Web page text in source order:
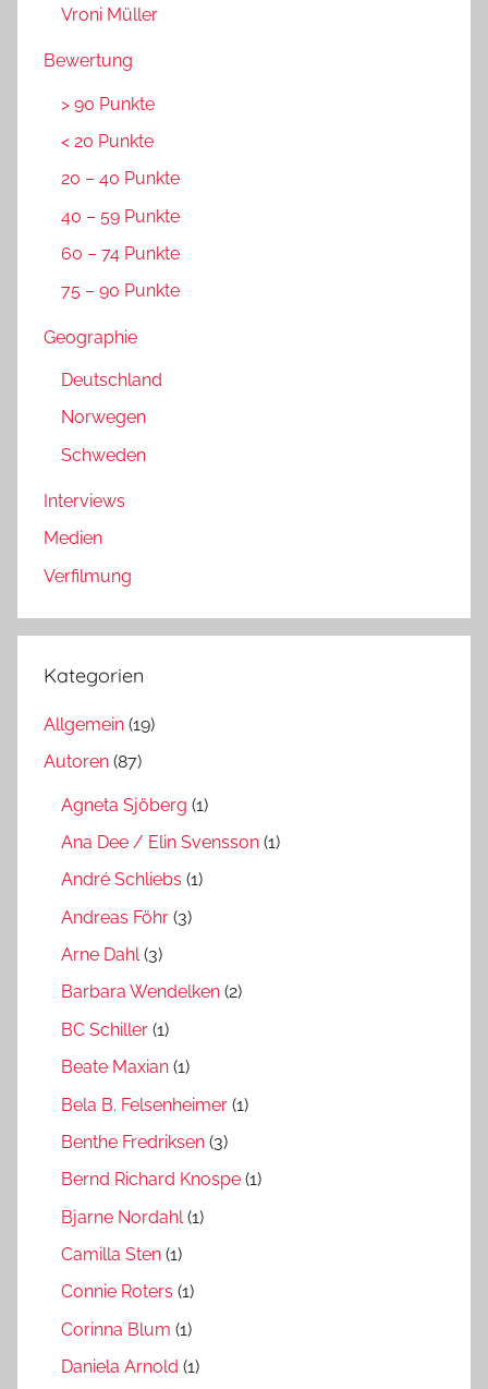
Vroni Müller
Bewertung
> 90 Punkte
< 20 Punkte
20 – 40 Punkte
40 – 59 Punkte
60 – 74 Punkte
75 – 90 Punkte
Geographie
Deutschland
Norwegen
Schweden
Interviews
Medien
Verfilmung
Kategorien
Allgemein (19)
Autoren (87)
Agneta Sjöberg (1)
Ana Dee / Elin Svensson (1)
André Schliebs (1)
Andreas Föhr (3)
Arne Dahl(3)
Barbara Wendelken (2)
BC Schiller (1)
Beate Maxian (1)
Bela B. Felsenheimer (1)
Benthe Fredriksen (3)
Bernd Richard Knospe (1)
Bjarne Nordahl (1)
Camilla Sten (1)
Connie Roters (1)
Corinna Blum (1)
Daniela Arnold (1)